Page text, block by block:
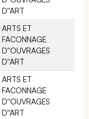
D''ART
ARTS ET
FACONNAGE
D''OUVRAGES
D''ART
ARTS ET
FACONNAGE
D''OUVRAGES
D''ART